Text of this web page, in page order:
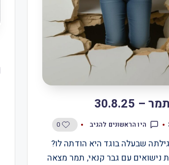
30.8.25
היו הראשונים להגיב 0
שבעלה בוגד היא הודתה לו?
17 שנות נישואים עם גבר קנאי, תמר מצאה